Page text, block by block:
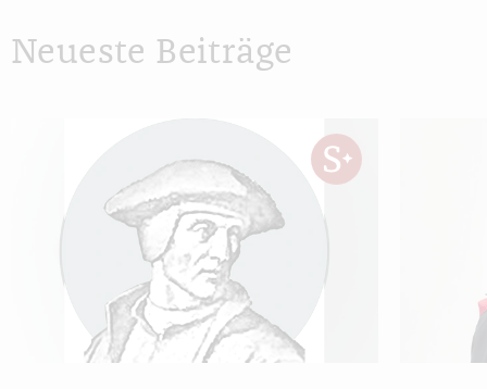
Neueste Beiträge